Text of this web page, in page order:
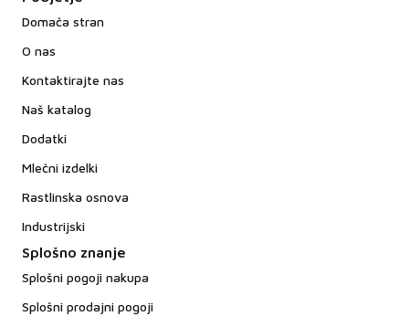
Domača stran
O nas
Kontaktirajte nas
Naš katalog
Dodatki
Mlečni izdelki
Rastlinska osnova
Industrijski
Splošno znanje
Splošni pogoji nakupa
Splošni prodajni pogoji